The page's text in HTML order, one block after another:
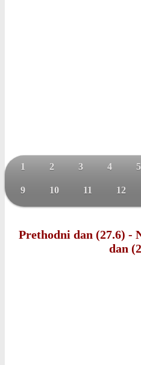
1 2 3 4 5
9 10 11 12
Prethodni dan (27.6) -
dan